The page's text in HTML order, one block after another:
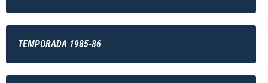
TEMPORADA 1985-86